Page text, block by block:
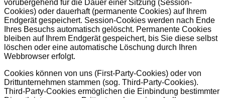
vorübergehend für die Dauer einer Sitzung (Session-
Cookies) oder dauerhaft (permanente Cookies) auf Ihrem
Endgerät gespeichert. Session-Cookies werden nach Ende
Ihres Besuchs automatisch gelöscht. Permanente Cookies
bleiben auf Ihrem Endgerät gespeichert, bis Sie diese selbst
löschen oder eine automatische Löschung durch Ihren
Webbrowser erfolgt.
Cookies können von uns (First-Party-Cookies) oder von
Drittunternehmen stammen (sog. Third-Party-Cookies).
Third-Party-Cookies ermöglichen die Einbindung bestimmter